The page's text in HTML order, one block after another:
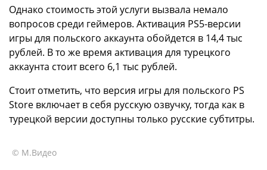
Однако стоимость этой услуги вызвала немало
вопросов среди геймеров. Активация PS5-версии
игры для польского аккаунта обойдется в 14,4 тыс
рублей. В то же время активация для турецкого
аккаунта стоит всего 6,1 тыс рублей.
Стоит отметить, что версия игры для польского PS
Store включает в себя русскую озвучку, тогда как в
турецкой версии доступны только русские субтитры.
© М.Видео